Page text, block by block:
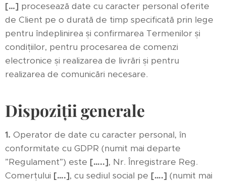
[…] procesează date cu caracter personal oferite
de Client pe o durată de timp specificată prin lege
pentru îndeplinirea și confirmarea Termenilor și
condițiilor, pentru procesarea de comenzi
electronice și realizarea de livrări și pentru
realizarea de comunicări necesare.
Dispoziții generale
1. Operator de date cu caracter personal, în
conformitate cu GDPR (numit mai departe
”Regulament”) este […..], Nr. Înregistrare Reg.
Comerțului [….], cu sediul social pe [….] (numit mai